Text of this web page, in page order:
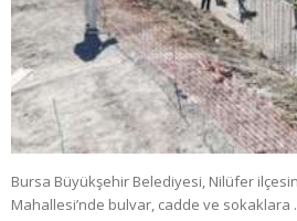
Bursa Büyükşehir Belediyesi, Nilüfer
Mahallesi’nde bulvar, cadde ve sokaklara